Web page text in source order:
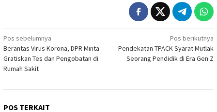
Navigasi
pos
Pos sebelumnya
Berantas Virus Korona, DPR Minta
Gratiskan Tes dan Pengobatan di
Rumah Sakit
Pos berikutnya
Pendekatan TPACK Syarat Mutlak
Seorang Pendidik di Era Gen Z
POS TERKAIT